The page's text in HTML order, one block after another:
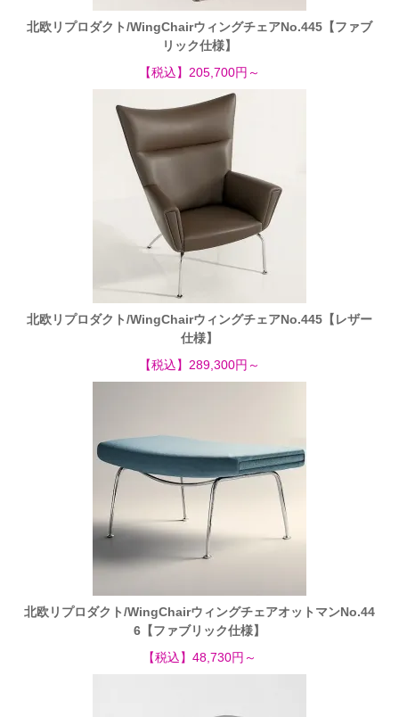
北欧リプロダクト/WingChairウィングチェアNo.445【ファブ
リック仕様】
【税込】205,700円～
北欧リプロダクト/WingChairウィングチェアNo.445【レザー
仕様】
【税込】289,300円～
北欧リプロダクト/WingChairウィングチェアオットマンNo.44
6【ファブリック仕様】
【税込】48,730円～